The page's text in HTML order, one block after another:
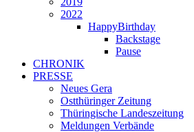
2022
HappyBirthday
Backstage
Pause
CHRONIK
PRESSE
Neues Gera
Ostthüringer Zeitung
Thüringische Landeszeitung
Meldungen Verbände